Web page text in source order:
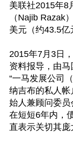
美联社2015年8
（Najib Razak
美元（约43.5亿
2015年7月3日
资料报导，由
“一马发展公司
纳吉布的私人帐
始人兼顾问委
在短短6年内，
直表示关切其庞